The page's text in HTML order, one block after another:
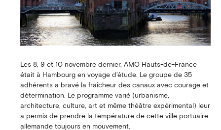
Les 8, 9 et 10 novembre dernier, AMO Hauts-de-France
était à Hambourg en voyage d’étude. Le groupe de 35
adhérents a bravé la fraîcheur des canaux avec courage et
détermination. Le programme varié (urbanisme,
architecture, culture, art et même théâtre expérimental) leur
a permis de prendre la température de cette ville portuaire
allemande toujours en mouvement.